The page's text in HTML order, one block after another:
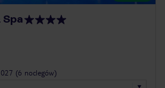
(6 noclegów)